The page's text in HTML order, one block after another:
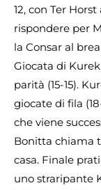
12, con Ter
rispondere per
la Consar al
Giocata di
parità (15-15).
giocate di fila
che viene
Bonitta chiama
casa. Finale
uno straripante